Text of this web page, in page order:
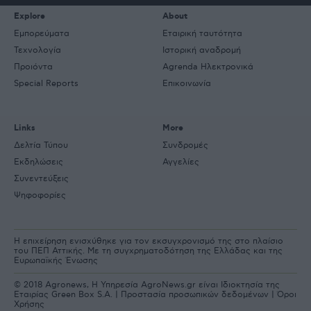
Explore
Εμπορεύματα
Τεχνολογία
Προιόντα
Special Reports
About
Εταιρική ταυτότητα
Ιστορική αναδρομή
Agrenda Ηλεκτρονικά
Επικοινωνία
Links
Δελτία Τύπου
Εκδηλώσεις
Συνεντεύξεις
Ψηφοφορίες
More
Συνδρομές
Αγγελίες
Η επιχείρηση ενισχύθηκε για τον εκσυγχρονισμό της στο πλαίσιο
του ΠΕΠ Αττικής. Με τη συγχρηματοδότηση της Ελλάδας και της
Ευρωπαϊκής Ένωσης
© 2018 Agronews, Η Υπηρεσία AgroNews.gr είναι Ιδιοκτησία της
Εταιρίας Green Box S.A. |
Προστασία προσωπικών δεδομένων
Όροι
Χρήσης